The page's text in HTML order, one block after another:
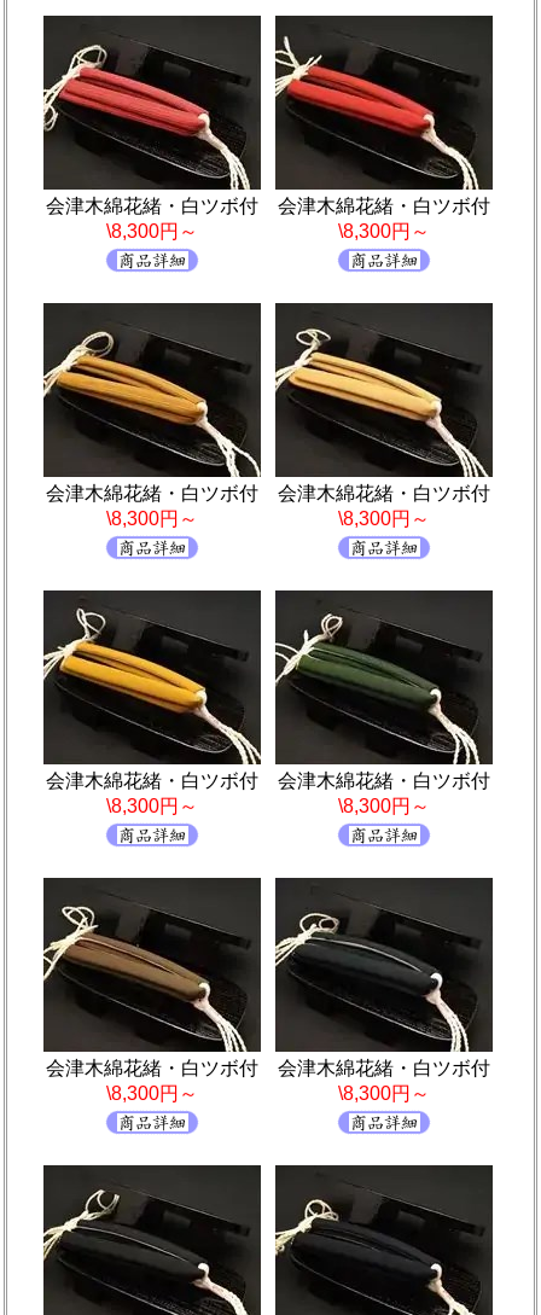
会津木綿花緒・白ツボ付
\8,300円～
会津木綿花緒・白ツボ付
\8,300円～
会津木綿花緒・白ツボ付
\8,300円～
会津木綿花緒・白ツボ付
\8,300円～
会津木綿花緒・白ツボ付
\8,300円～
会津木綿花緒・白ツボ付
\8,300円～
会津木綿花緒・白ツボ付
\8,300円～
会津木綿花緒・白ツボ付
\8,300円～